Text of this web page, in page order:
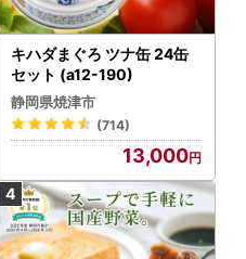
キハダまぐろ ツナ缶 24缶
セット (a12-190)
静岡県焼津市
(714)
13,000